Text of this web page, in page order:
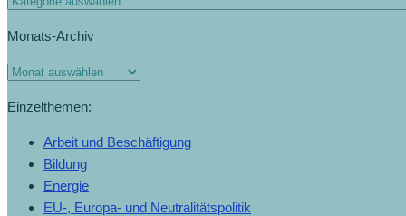
Monats-Archiv
Einzelthemen:
Arbeit und Beschäftigung
Bildung
Energie
EU-, Europa- und Neutralitätspolitik